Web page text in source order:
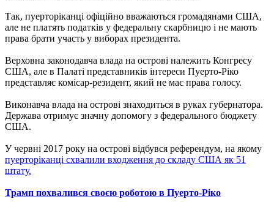
Так, пуерторіканці офіційно вважаються громадянами США,
але не платять податків у федеральну скарбницю і не мають
права брати участь у виборах президента.
Верховна законодавча влада на острові належить Конгресу
США, але в Палаті представників інтереси Пуерто-Ріко
представляє комісар-резидент, який не має права голосу.
Виконавча влада на острові знаходиться в руках губернатора.
Держава отримує значну допомогу з федерального бюджету
США.
У червні 2017 року на острові відбувся референдум, на якому
пуерторіканці схвалили входження до складу США як 51
штату.
Трамп похвалився своєю роботою в Пуерто-Ріко